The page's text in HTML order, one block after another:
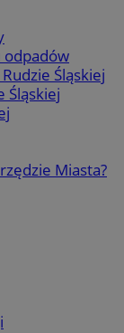
Śląskiej
Śląskiej
Miasta?